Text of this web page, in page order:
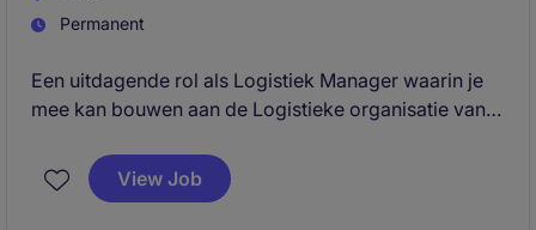
Permanent
Een uitdagende rol als Logistiek Manager waarin je
mee kan bouwen aan de Logistieke organisatie van
met een strategische visie.
View Job